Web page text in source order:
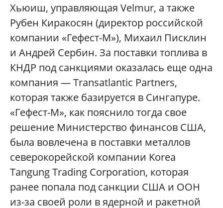
Хьюиш, управляющая Velmur, а также
Рубен Киракосян (директор российской
компании «Гефест-М»), Михаил Писклин
и Андрей Сербин. За поставки топлива в
КНДР под санкциями оказалась еще одна
компания — Transatlantic Partners,
которая также базируется в Сингапуре.
«Гефест-М», как пояснило тогда свое
решение Министерство финансов США,
была вовлечена в поставки металлов
северокорейской компании Korea
Tangung Trading Corporation, которая
ранее попала под санкции США и ООН
из-за своей роли в ядерной и ракетной